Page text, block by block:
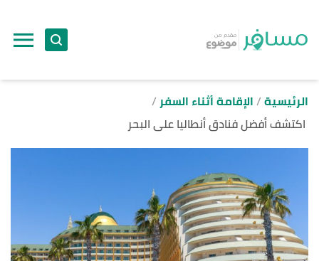
الرئيسية الإقامة أثناء السفر
اكتشف أفضل فنادق أنطاليا على البحر